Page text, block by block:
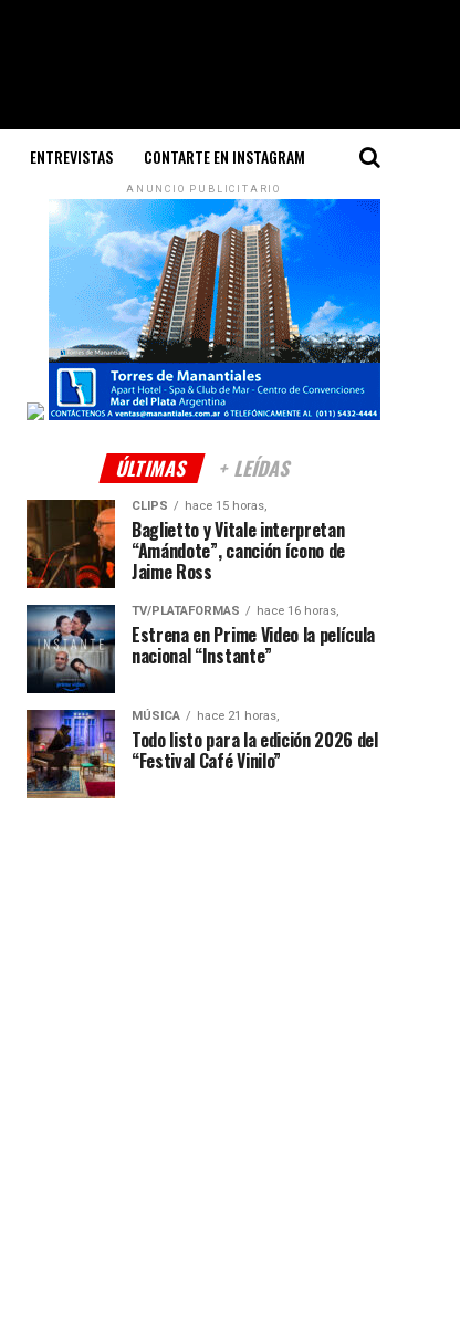
ENTREVISTAS CONTARTE EN INSTAGRAM
ANUNCIO PUBLICITARIO
ÚLTIMAS + LEÍDAS
CLIPS hace 15 horas,
Baglietto y Vitale interpretan
“Amándote”, canción ícono de
Jaime Ross
TV/PLATAFORMAS hace 16 horas,
Estrena en Prime Video la película
nacional “Instante”
MÚSICA hace 21 horas,
Todo listo para la edición 2026 del
“Festival Café Vinilo”